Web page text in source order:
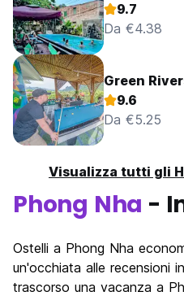
9.7
Da €4.38
Green
9.6
Da €5.25
Visualizza tutti gli
Phong Nha -
Ostelli a Phong Nha
un'occhiata alle recensioni
trascorso una vacanza a